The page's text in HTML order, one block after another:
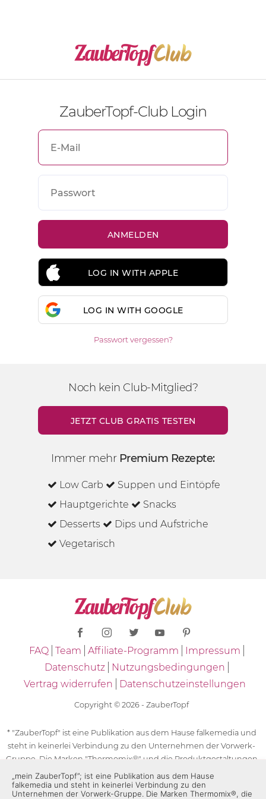
ZauberTopf-Club Login
LOG IN WITH APPLE
LOG IN WITH GOOGLE
Passwort vergessen?
Noch kein Club-Mitglied?
JETZT CLUB GRATIS TESTEN
Immer mehr Premium Rezepte:
Low Carb
Suppen und Eintöpfe
Hauptgerichte
Snacks
Desserts
Dips und Aufstriche
Vegetarisch
FAQ Team Affiliate-Programm
Impressum
Datenschutz
Nutzungsbedingungen
Vertrag widerrufen
Datenschutzeinstellungen
Copyright © 2026 - ZauberTopf
* "ZauberTopf" ist eine Publikation aus dem Hause falkemedia und
steht in keinerlei Verbindung zu den Unternehmen der Vorwerk-
Gruppe. Die Marken "Thermomix®" und die Produktgestaltungen
des "Thermomix®" sind eingetragene Marken der Unternehmen
der Vorwerk-Gruppe. Die Marken Thermomix®, die Zeichen TM5®,
„mein ZauberTopf”; ist eine Publikation aus dem Hause
falkemedia und steht in keinerlei Verbindung zu den
Unternehmen der Vorwerk-Gruppe. Die Marken Thermomix®, die